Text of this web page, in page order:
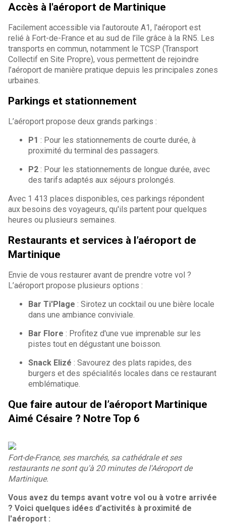
Accès à l'aéroport de Martinique
Facilement accessible via l’autoroute A1, l'aéroport est
relié à Fort-de-France et au sud de l’île grâce à la RN5. Les
transports en commun, notamment le TCSP (Transport
Collectif en Site Propre), vous permettent de rejoindre
l’aéroport de manière pratique depuis les principales zones
urbaines.
Parkings et stationnement
L’aéroport propose deux grands parkings :
P1 : Pour les stationnements de courte durée, à
proximité du terminal des passagers.
P2 : Pour les stationnements de longue durée, avec
des tarifs adaptés aux séjours prolongés.
Avec 1 413 places disponibles, ces parkings répondent
aux besoins des voyageurs, qu'ils partent pour quelques
heures ou plusieurs semaines.
Restaurants et services à l’aéroport de
Martinique
Envie de vous restaurer avant de prendre votre vol ?
L’aéroport propose plusieurs options :
Bar Ti'Plage : Sirotez un cocktail ou une bière locale
dans une ambiance conviviale.
Bar Flore : Profitez d'une vue imprenable sur les
pistes tout en dégustant une boisson.
Snack Elizé : Savourez des plats rapides, des
burgers et des spécialités locales dans ce restaurant
emblématique.
Que faire autour de l’aéroport Martinique
Aimé Césaire ? Notre Top 6
Fort-de-France, ses marchés, sa cathédrale et ses
restaurants ne sont qu'à 20 minutes de l'Aéroport de
Martinique.
Vous avez du temps avant votre vol ou à votre arrivée
? Voici quelques idées d’activités à proximité de
l'aéroport :